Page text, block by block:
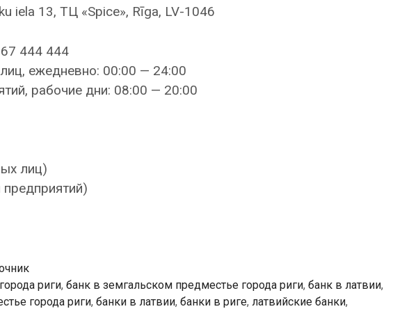
iela 13, ТЦ «Spice», Rīga, LV-1046
444 444
ежедневно: 00:00 — 24:00
рабочие дни: 08:00 — 20:00
лиц)
риги, банк в земгальском предместье города риги, банк в латвии,
города риги, банки в латвии, банки в риге, латвийские банки,